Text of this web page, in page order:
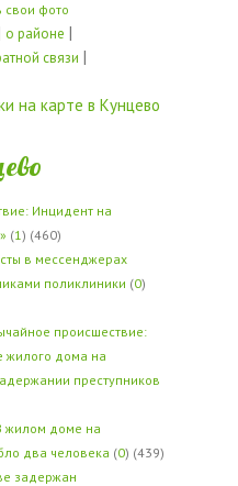
свои фото
о районе |
связи |
на карте в Кунцево
Инцидент на
(1) (460)
в мессенджерах
поликлиники (0)
происшествие:
жилого дома на
преступников
жилом доме на
два человека (0) (439)
задержан